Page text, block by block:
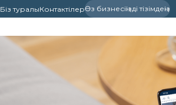
Біз туралыКонтактілерӨз бизнесіңізді тізімдеңіз